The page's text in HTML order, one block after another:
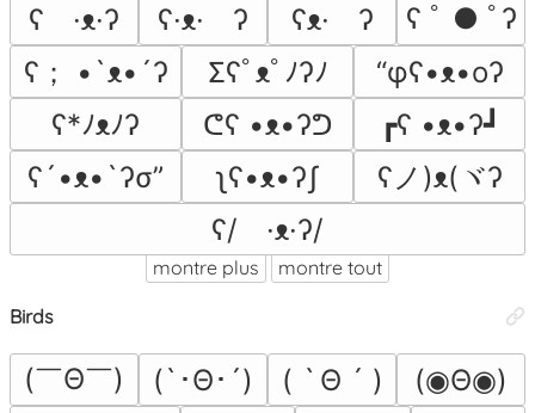
ʕ　·ᴥ·ʔ
ʕ·ᴥ·　ʔ ʕᴥ·　ʔ
ʕ ﾟ ● ﾟʔ
ʕ； •`ᴥ•´ʔ
Σʕﾟᴥﾟﾉʔﾉ
“φʕ•ᴥ•oʔ
ʕ*ﾉᴥﾉʔ
ᕦʕ •ᴥ•ʔᕤ
┏ʕ •ᴥ•ʔ┛
ʕ´•ᴥ•`ʔσ”
ʅʕ•ᴥ•ʔʃ
ʕノ)ᴥ(ヾʔ
ʕ/　·ᴥ·ʔ/
montre plus montre tout
Birds
(￣Θ￣) (`･Θ･´) ( ˋ Θ ´ )
(◉Θ◉)